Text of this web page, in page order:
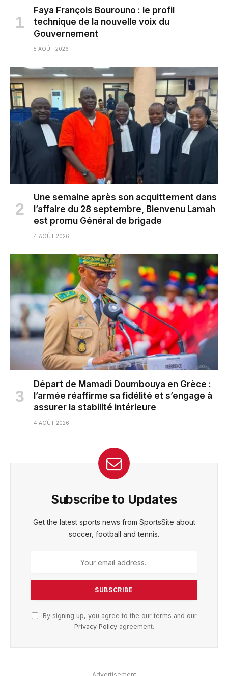
Faya François Bourouno : le profil
technique de la nouvelle voix du
Gouvernement
5 AOÛT 2026
Une semaine après son acquittement dans
l’affaire du 28 septembre, Bienvenu Lamah
est promu Général de brigade
4 AOÛT 2026
Départ de Mamadi Doumbouya en Grèce :
l’armée réaffirme sa fidélité et s’engage à
assurer la stabilité intérieure
4 AOÛT 2026
Subscribe to Updates
Get the latest sports news from SportsSite about
soccer, football and tennis.
By signing up, you agree to the our terms and our
Privacy Policyagreement.